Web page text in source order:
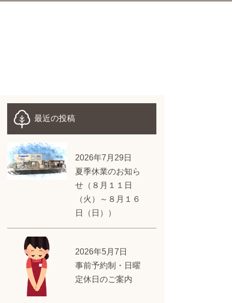
最近の投稿
2026年7月29日
夏季休業のお知ら
せ（８月１１日
（火）～８月１６
日（日））
2026年5月7日
事前予約制・日曜
定休日のご案内